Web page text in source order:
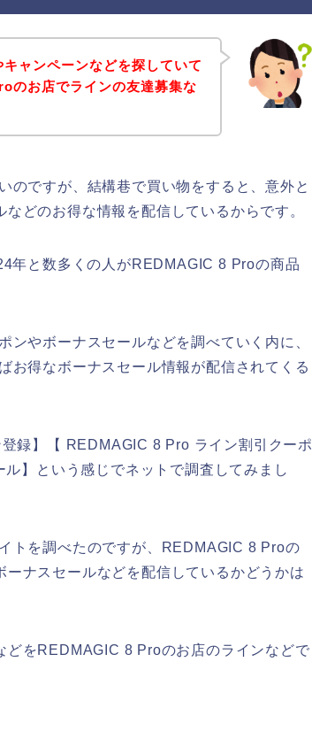
ャンペーンなどを探していて
のお店でラインの友達募集な
のですが、結構巷で買い物をすると、意外と
どのお得な情報を配信しているからです。
年と数多くの人がREDMAGIC 8 Proの商品
やボーナスセールなどを調べていく内に、
お得なボーナスセール情報が配信されてくる
録】【 REDMAGIC 8 Pro ライン割引クーポ
】という感じでネットで調査してみまし
トを調べたのですが、REDMAGIC 8 Proの
ナスセールなどを配信しているかどうかは
どをREDMAGIC 8 Proのお店のラインなどで